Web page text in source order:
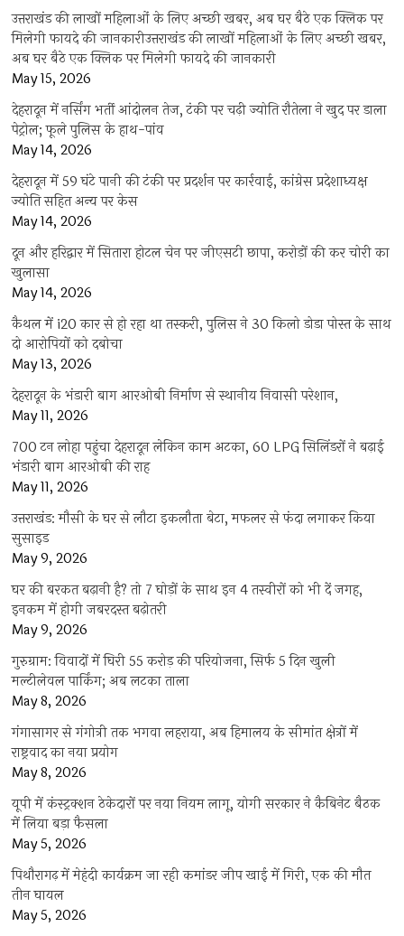
उत्तराखंड की लाखों महिलाओं के लिए अच्छी खबर, अब घर बैठे एक क्लिक पर
मिलेगी फायदे की जानकारीउत्तराखंड की लाखों महिलाओं के लिए अच्छी खबर,
अब घर बैठे एक क्लिक पर मिलेगी फायदे की जानकारी
May 15, 2026
देहरादून में नर्सिंग भर्ती आंदोलन तेज, टंकी पर चढ़ी ज्योति रौतेला ने खुद पर डाला
पेट्रोल; फूले पुलिस के हाथ-पांव
May 14, 2026
देहरादून में 59 घंटे पानी की टंकी पर प्रदर्शन पर कार्रवाई, कांग्रेस प्रदेशाध्यक्ष
ज्योति सहित अन्य पर केस
May 14, 2026
दून और हरिद्वार में सितारा होटल चेन पर जीएसटी छापा, करोड़ों की कर चोरी का
खुलासा
May 14, 2026
कैथल में i20 कार से हो रहा था तस्करी, पुलिस ने 30 किलो डोडा पोस्त के साथ
दो आरोपियों को दबोचा
May 13, 2026
देहरादून के भंडारी बाग आरओबी निर्माण से स्थानीय निवासी परेशान,
May 11, 2026
700 टन लोहा पहुंचा देहरादून लेकिन काम अटका, 60 LPG सिलिंडरों ने बढ़ाई
भंडारी बाग आरओबी की राह
May 11, 2026
उत्तराखंड: मौसी के घर से लौटा इकलौता बेटा, मफलर से फंदा लगाकर किया
सुसाइड
May 9, 2026
घर की बरकत बढ़ानी है? तो 7 घोड़ों के साथ इन 4 तस्वीरों को भी दें जगह,
इनकम में होगी जबरदस्त बढ़ोतरी
May 9, 2026
गुरुग्राम: विवादों में घिरी 55 करोड़ की परियोजना, सिर्फ 5 दिन खुली
मल्टीलेवल पार्किंग; अब लटका ताला
May 8, 2026
गंगासागर से गंगोत्री तक भगवा लहराया, अब हिमालय के सीमांत क्षेत्रों में
राष्ट्रवाद का नया प्रयोग
May 8, 2026
यूपी में कंस्ट्रक्शन ठेकेदारों पर नया नियम लागू, योगी सरकार ने कैबिनेट बैठक
में लिया बड़ा फैसला
May 5, 2026
पिथौरागढ़ में मेहंदी कार्यक्रम जा रही कमांडर जीप खाई में गिरी, एक की मौत
तीन घायल
May 5, 2026